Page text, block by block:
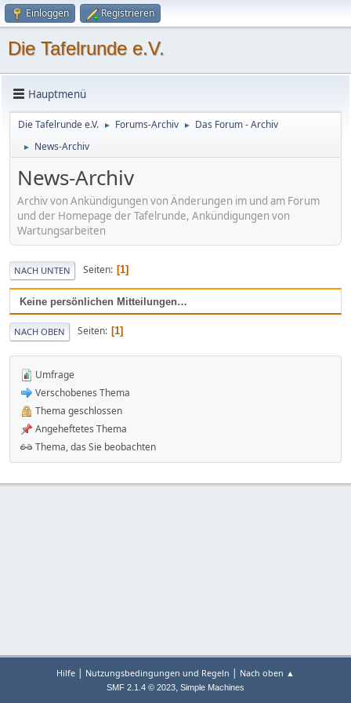
Einloggen Registrieren
Die Tafelrunde e.V.
Hauptmenü
Die Tafelrunde e.V. ► Forums-Archiv ► Das Forum - Archiv
► News-Archiv
News-Archiv
Archiv von Ankündigungen von Änderungen im und am Forum
und der Homepage der Tafelrunde, Ankündigungen von
Wartungsarbeiten
NACH UNTEN Seiten 1
Keine persönlichen Mitteilungen…
NACH OBEN Seiten 1
Umfrage
Verschobenes Thema
Thema geschlossen
Angeheftetes Thema
Thema, das Sie beobachten
Hilfe | Nutzungsbedingungen und Regeln | Nach oben ▲
SMF 2.1.4 © 2023, Simple Machines